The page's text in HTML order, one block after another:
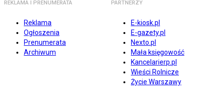
REKLAMA I PRENUMERATA
Reklama
Ogłoszenia
Prenumerata
Archiwum
PARTNERZY
E-kiosk.pl
E-gazety.pl
Nexto.pl
Mała księgowość
Kancelarierp.pl
Wieści Rolnicze
Życie Warszawy